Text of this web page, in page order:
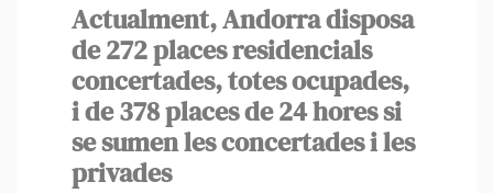
Actualment, Andorra disposa
de 272 places residencials
concertades, totes ocupades,
i de 378 places de 24 hores si
se sumen les concertades i les
privades